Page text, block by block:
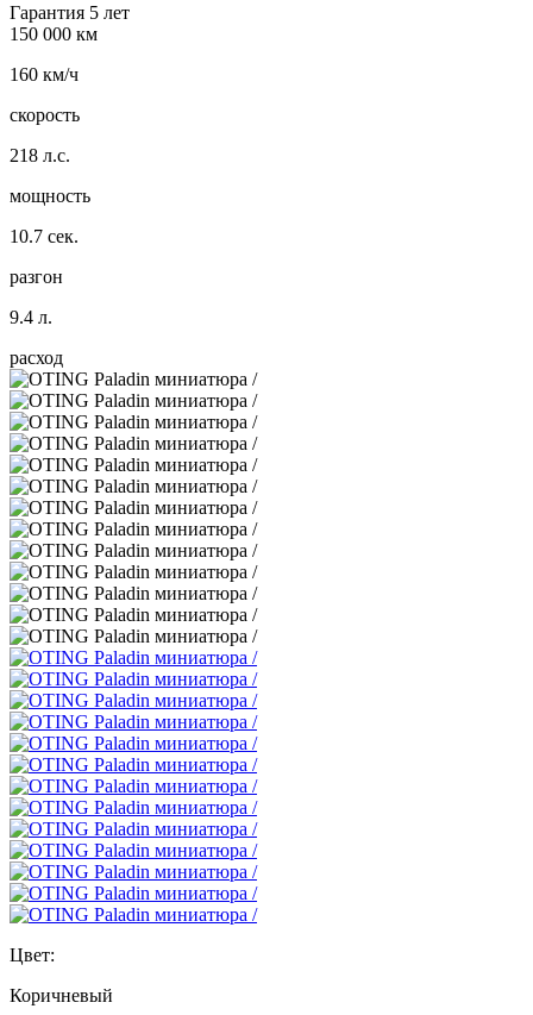
Гарантия 5 лет
150 000 км
160 км/ч
скорость
218 л.с.
мощность
10.7 сек.
разгон
9.4 л.
расход
Цвет:
Коричневый